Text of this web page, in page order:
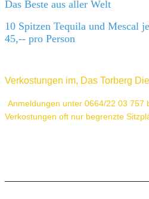
Das Beste aus aller Welt
10 Spitzen Tequila und Mescal
45,-- pro Person
Verkostungen im, Das Torberg
Anmeldungen unter 0664/22 03 757
Verkostungen oft nur begrenzte